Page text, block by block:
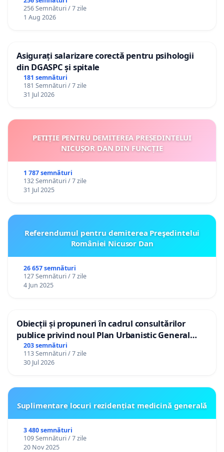
256 Semnături / 7 zile
1 Aug 2026
Asigurați salarizare corectă pentru psihologii
din DGASPC și spitale
181 semnături
181 Semnături / 7 zile
31 Jul 2026
PETIȚIE PENTRU DEMITEREA PREȘEDINTELUI
NICUȘOR DAN DIN FUNCȚIE
1 787 semnături
132 Semnături / 7 zile
31 Jul 2025
Referendumul pentru demiterea Preşedintelui
României Nicusor Dan
26 657 semnături
127 Semnături / 7 zile
4 Jun 2025
Obiecții și propuneri în cadrul consultărilor
publice privind noul Plan Urbanistic General
(PUG) Ialoveni
203 semnături
113 Semnături / 7 zile
30 Jul 2026
Suplimentare locuri rezidențiat medicină generală
3 480 semnături
109 Semnături / 7 zile
20 Nov 2025